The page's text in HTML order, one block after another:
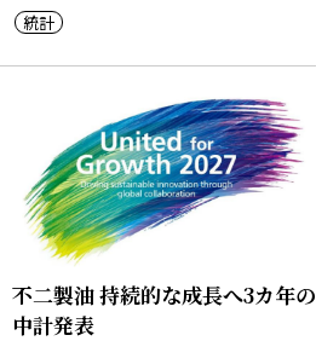
統計
不二製油 持続的な成長へ3カ年の
中計発表